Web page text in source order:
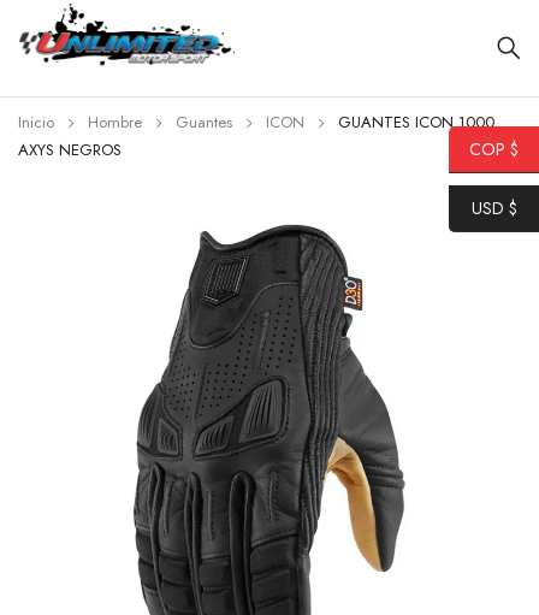
Inicio Hombre Guantes ICON
GUANTES ICON 1000
AXYS NEGROS
COP $
USD $